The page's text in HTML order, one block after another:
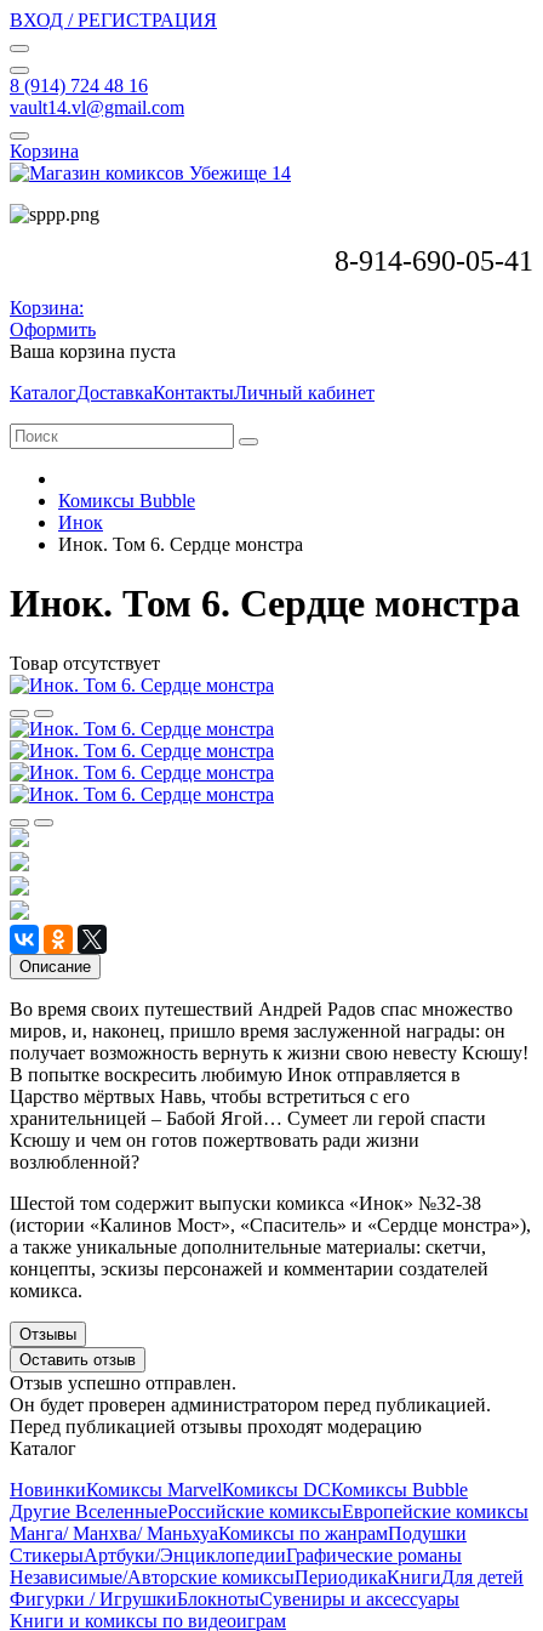
ВХОД / РЕГИСТРАЦИЯ
8 (914) 724 48 16
vault14.vl@gmail.com
Корзина
8-914-690-05-41
Корзина:
Оформить
Ваша корзина пуста
КаталогДоставкаКонтактыЛичный кабинет
Комиксы Bubble
Инок
Инок. Том 6. Сердце монстра
Инок. Том 6. Сердце монстра
Товар отсутствует
Описание
Во время своих путешествий Андрей Радов спас множество
миров, и, наконец, пришло время заслуженной награды: он
получает возможность вернуть к жизни свою невесту Ксюшу!
В попытке воскресить любимую Инок отправляется в
Царство мёртвых Навь, чтобы встретиться с его
хранительницей – Бабой Ягой… Сумеет ли герой спасти
Ксюшу и чем он готов пожертвовать ради жизни
возлюбленной?
Шестой том содержит выпуски комикса «Инок» №32-38
(истории «Калинов Мост», «Спаситель» и «Сердце монстра»),
а также уникальные дополнительные материалы: скетчи,
концепты, эскизы персонажей и комментарии создателей
комикса.
Отзывы
Оставить отзыв
Отзыв успешно отправлен.
Он будет проверен администратором перед публикацией.
Перед публикацией отзывы проходят модерацию
Каталог
НовинкиКомиксы MarvelКомиксы DCКомиксы Bubble
Другие ВселенныеРоссийские комиксыЕвропейские комиксы
Манга/ Манхва/ МаньхуаКомиксы по жанрамПодушки
СтикерыАртбуки/ЭнциклопедииГрафические романы
Независимые/Авторские комиксыПериодикаКнигиДля детей
Фигурки / ИгрушкиБлокнотыСувениры и аксессуары
Книги и комиксы по видеоиграм